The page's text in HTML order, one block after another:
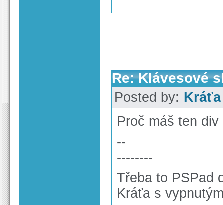
Re: Klávesové
Posted by: Kráťa
Proč máš ten
--
--------
Třeba to PSPad
Kráťa s